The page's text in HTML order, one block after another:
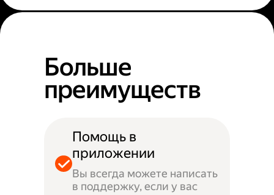
Больше
преимуществ
Помощь в
приложении
Вы всегда можете написать
в поддержку, если у вас